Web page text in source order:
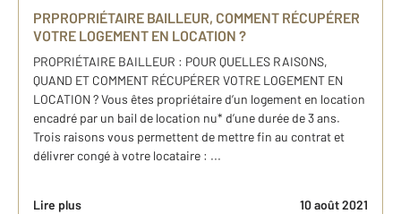
PRPROPRIÉTAIRE BAILLEUR, COMMENT RÉCUPÉRER
VOTRE LOGEMENT EN LOCATION ?
PROPRIÉTAIRE BAILLEUR : POUR QUELLES RAISONS,
QUAND ET COMMENT RÉCUPÉRER VOTRE LOGEMENT EN
LOCATION ? Vous êtes propriétaire d’un logement en location
encadré par un bail de location nu* d’une durée de 3 ans.
Trois raisons vous permettent de mettre fin au contrat et
délivrer congé à votre locataire : ...
Lire plus 10 août 2021